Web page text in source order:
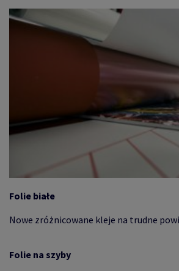
Folie białe
Nowe zróżnicowane kleje na trudne
Folie na szyby